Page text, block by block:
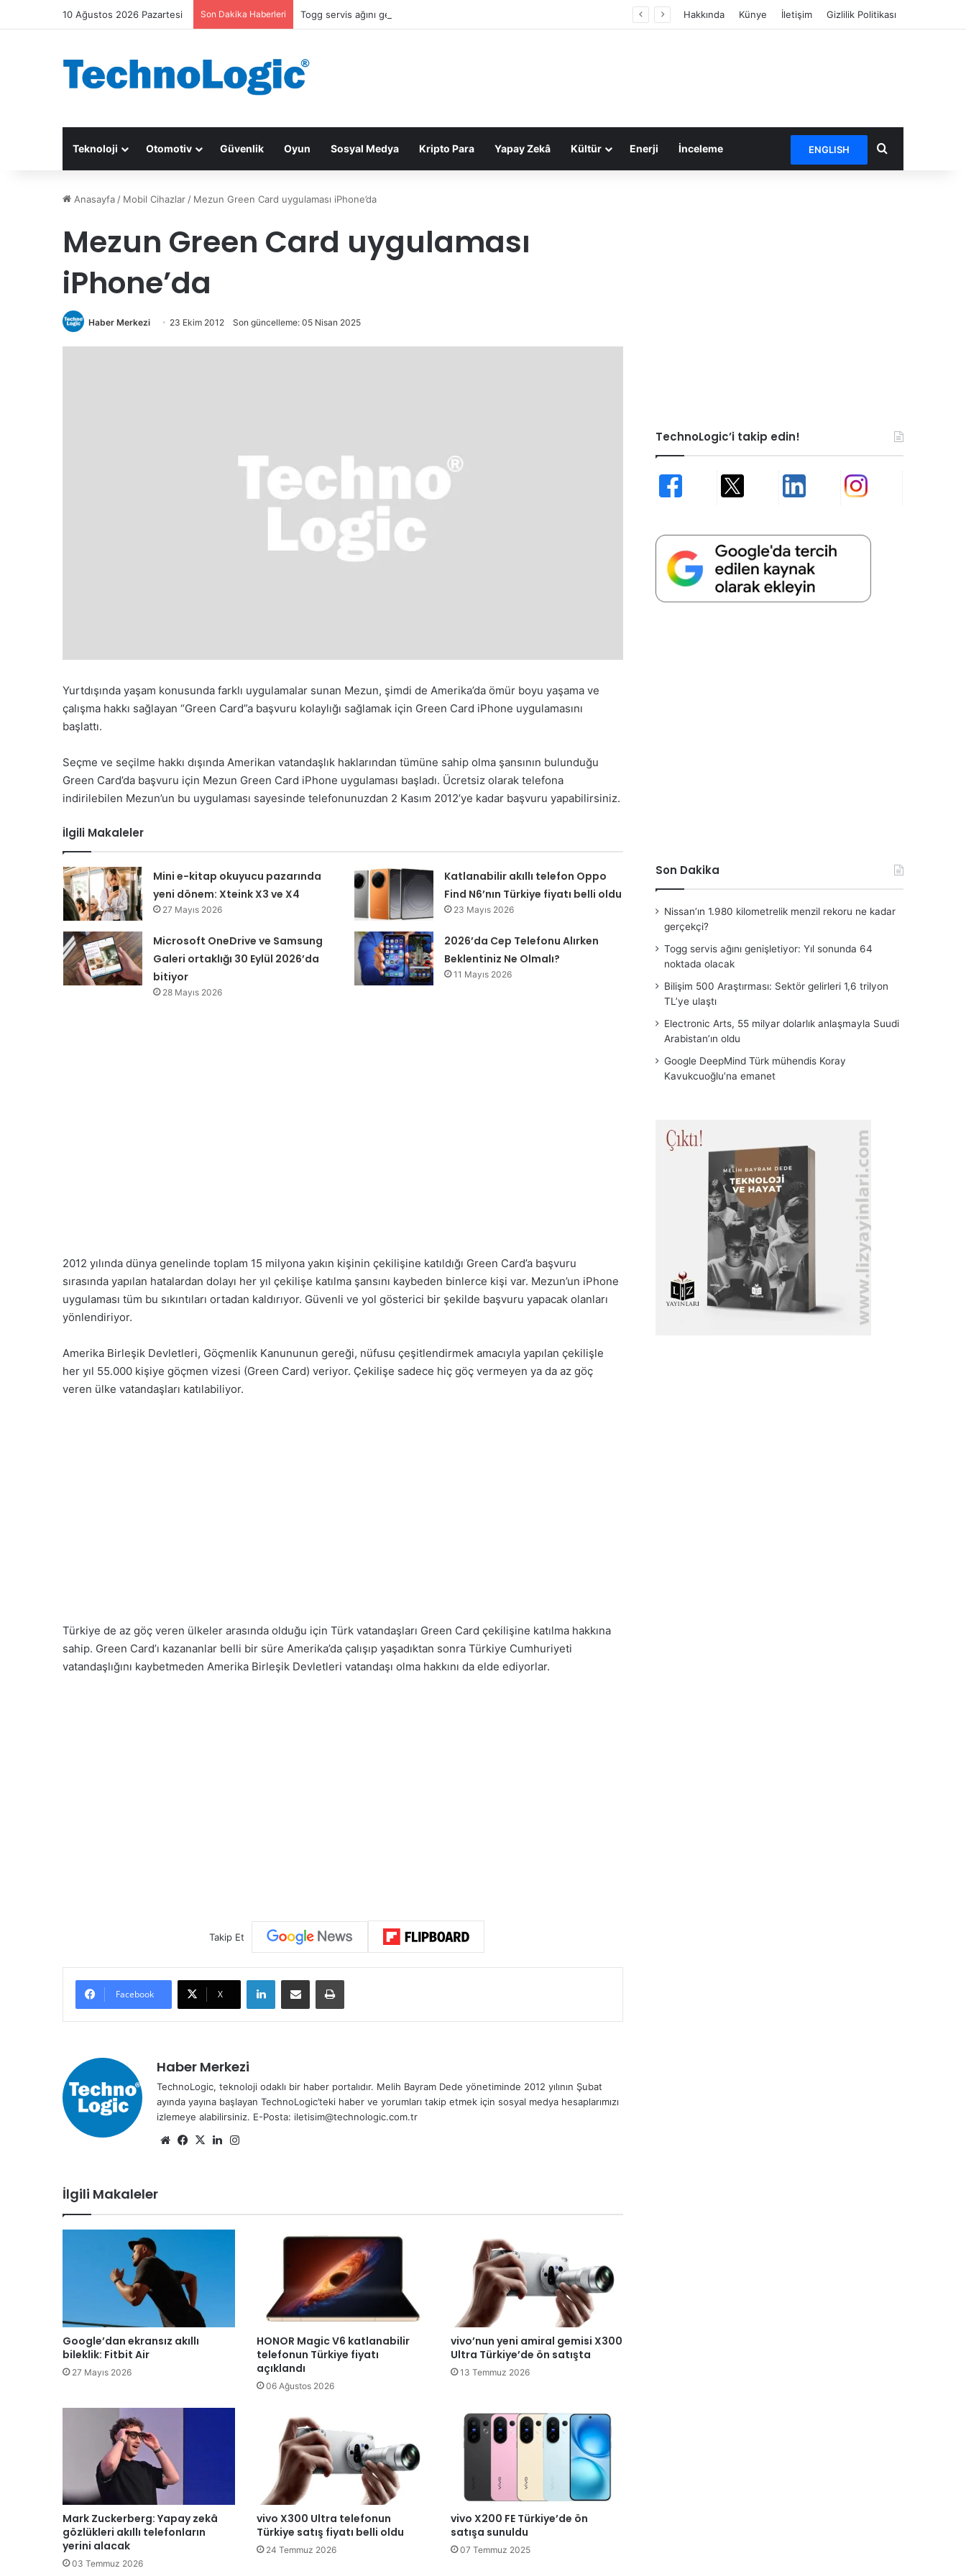
10 Ağustos 2026 Pazartesi Son Dakika Haberleri Togg servis ağını genişletiyor: Yıl sonunda 64 noktada olacak Hakkında Künye İletişim Gizlilik Politikası
Teknoloji Otomotiv Güvenlik Oyun Sosyal Medya Kripto Para Yapay Zekâ Kültür Enerji İnceleme ENGLISH Arama yap ...
Anasayfa / Mobil Cihazlar / Mezun Green Card uygulaması iPhone’da
Mezun Green Card uygulaması
iPhone’da
Haber Merkezi 23 Ekim 2012 Son güncelleme: 05 Nisan 2025
Yurtdışında yaşam konusunda farklı uygulamalar sunan Mezun, şimdi de Amerika’da ömür boyu yaşama ve
çalışma hakkı sağlayan “Green Card”a başvuru kolaylığı sağlamak için Green Card iPhone uygulamasını
başlattı.
Seçme ve seçilme hakkı dışında Amerikan vatandaşlık haklarından tümüne sahip olma şansının bulunduğu
Green Card’da başvuru için Mezun Green Card iPhone uygulaması başladı. Ücretsiz olarak telefona
indirilebilen Mezun’un bu uygulaması sayesinde telefonunuzdan 2 Kasım 2012’ye kadar başvuru yapabilirsiniz.
İlgili Makaleler
Mini e-kitap okuyucu pazarında
yeni dönem: Xteink X3 ve X4
27 Mayıs 2026
Katlanabilir akıllı telefon Oppo
Find N6’nın Türkiye fiyatı belli oldu
23 Mayıs 2026
Microsoft OneDrive ve Samsung
Galeri ortaklığı 30 Eylül 2026’da
bitiyor
28 Mayıs 2026
2026’da Cep Telefonu Alırken
Beklentiniz Ne Olmalı?
11 Mayıs 2026
2012 yılında dünya genelinde toplam 15 milyona yakın kişinin çekilişine katıldığı Green Card’a başvuru
sırasında yapılan hatalardan dolayı her yıl çekilişe katılma şansını kaybeden binlerce kişi var. Mezun’un iPhone
uygulaması tüm bu sıkıntıları ortadan kaldırıyor. Güvenli ve yol gösterici bir şekilde başvuru yapacak olanları
yönlendiriyor.
Amerika Birleşik Devletleri, Göçmenlik Kanununun gereği, nüfusu çeşitlendirmek amacıyla yapılan çekilişle
her yıl 55.000 kişiye göçmen vizesi (Green Card) veriyor. Çekilişe sadece hiç göç vermeyen ya da az göç
veren ülke vatandaşları katılabiliyor.
Türkiye de az göç veren ülkeler arasında olduğu için Türk vatandaşları Green Card çekilişine katılma hakkına
sahip. Green Card’ı kazananlar belli bir süre Amerika’da çalışıp yaşadıktan sonra Türkiye Cumhuriyeti
vatandaşlığını kaybetmeden Amerika Birleşik Devletleri vatandaşı olma hakkını da elde ediyorlar.
Takip Et
Facebook X
Haber Merkezi
TechnoLogic, teknoloji odaklı bir haber portalıdır. Melih Bayram Dede yönetiminde 2012 yılının Şubat
ayında yayına başlayan TechnoLogic’teki haber ve yorumları takip etmek için sosyal medya hesaplarımızı
izlemeye alabilirsiniz. E-Posta: iletisim@technologic.com.tr
We Fa
X
Lin
İlgili Makaleler
Google’dan ekransız akıllı
bileklik: Fitbit Air
27 Mayıs 2026
HONOR Magic V6 katlanabilir
telefonun Türkiye fiyatı
açıklandı
06 Ağustos 2026
vivo’nun yeni amiral gemisi X300
Ultra Türkiye’de ön satışta
13 Temmuz 2026
Mark Zuckerberg: Yapay zekâ
gözlükleri akıllı telefonların
yerini alacak
03 Temmuz 2026
vivo X300 Ultra telefonun
Türkiye satış fiyatı belli oldu
24 Temmuz 2026
vivo X200 FE Türkiye’de ön
satışa sunuldu
07 Temmuz 2025
TechnoLogic’i takip edin!
Son Dakika
Nissan’ın 1.980 kilometrelik menzil rekoru ne kadar
gerçekçi?
Togg servis ağını genişletiyor: Yıl sonunda 64
noktada olacak
Bilişim 500 Araştırması: Sektör gelirleri 1,6 trilyon
TL’ye ulaştı
Electronic Arts, 55 milyar dolarlık anlaşmayla Suudi
Arabistan’ın oldu
Google DeepMind Türk mühendis Koray
Kavukcuoğlu’na emanet